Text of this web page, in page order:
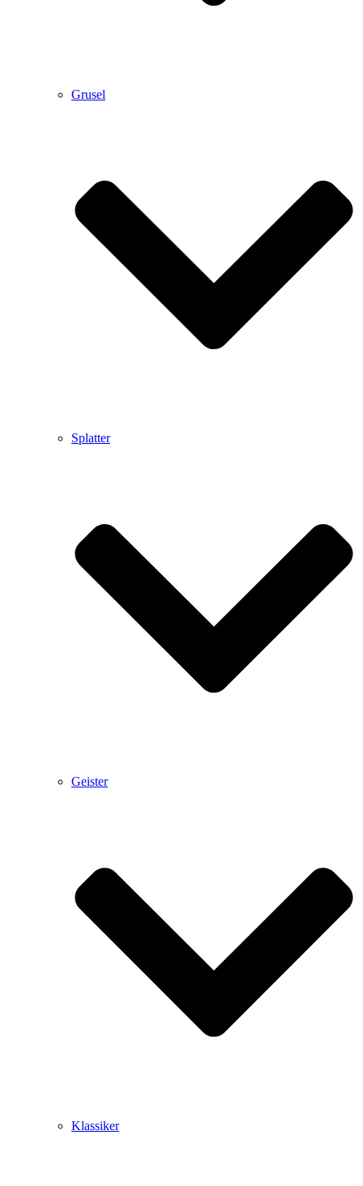
Grusel
Splatter
Geister
Klassiker